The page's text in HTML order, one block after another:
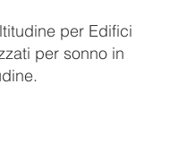
per Edifici
per sonno in